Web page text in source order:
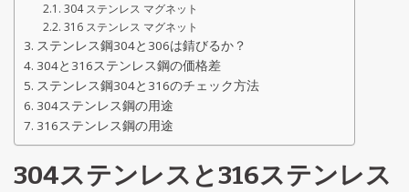
304 ステンレス マグネット
316 ステンレス マグネット
ステンレス鋼304と306は錆びるか？
304と316ステンレス鋼の価格差
ステンレス鋼304と316のチェック方法
304ステンレス鋼の用途
316ステンレス鋼の用途
304ステンレスと316ステンレス